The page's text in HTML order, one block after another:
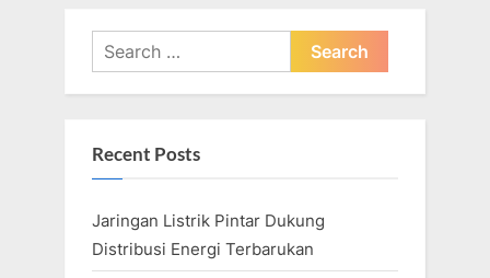
Search
for:
Recent Posts
Jaringan Listrik Pintar Dukung
Distribusi Energi Terbarukan